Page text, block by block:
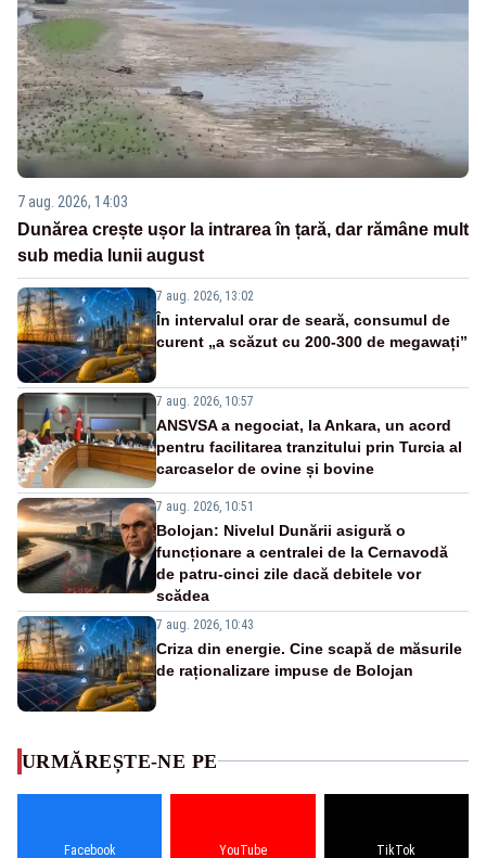
7 aug. 2026, 14:03
Dunărea crește ușor la intrarea în țară, dar rămâne mult
sub media lunii august
7 aug. 2026, 13:02
În intervalul orar de seară, consumul de
curent „a scăzut cu 200-300 de megawați”
7 aug. 2026, 10:57
ANSVSA a negociat, la Ankara, un acord
pentru facilitarea tranzitului prin Turcia al
carcaselor de ovine și bovine
7 aug. 2026, 10:51
Bolojan: Nivelul Dunării asigură o
funcționare a centralei de la Cernavodă
de patru-cinci zile dacă debitele vor
scădea
7 aug. 2026, 10:43
Criza din energie. Cine scapă de măsurile
de raționalizare impuse de Bolojan
URMĂREȘTE-NE PE
Facebook YouTube TikTok